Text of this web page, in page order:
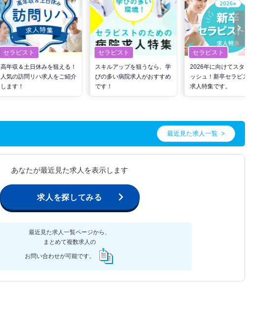
セラピスト
高年収＆土日休みを狙える！
人気の訪問リハ求人をご紹介
します！
セラピスト
スキルアップを狙うなら、学
びの多い病院求人がおすすめ
です！
セラピスト
2026年に向けてスタートダ
ッシュ！新卒セラピスト向け
求人特集です。
最近見た求人一覧
あなたが最近見た求人を表示します
求人を探してみる
最近見た求人一覧ページから、
まとめて複数求人の
お問い合わせが可能です。